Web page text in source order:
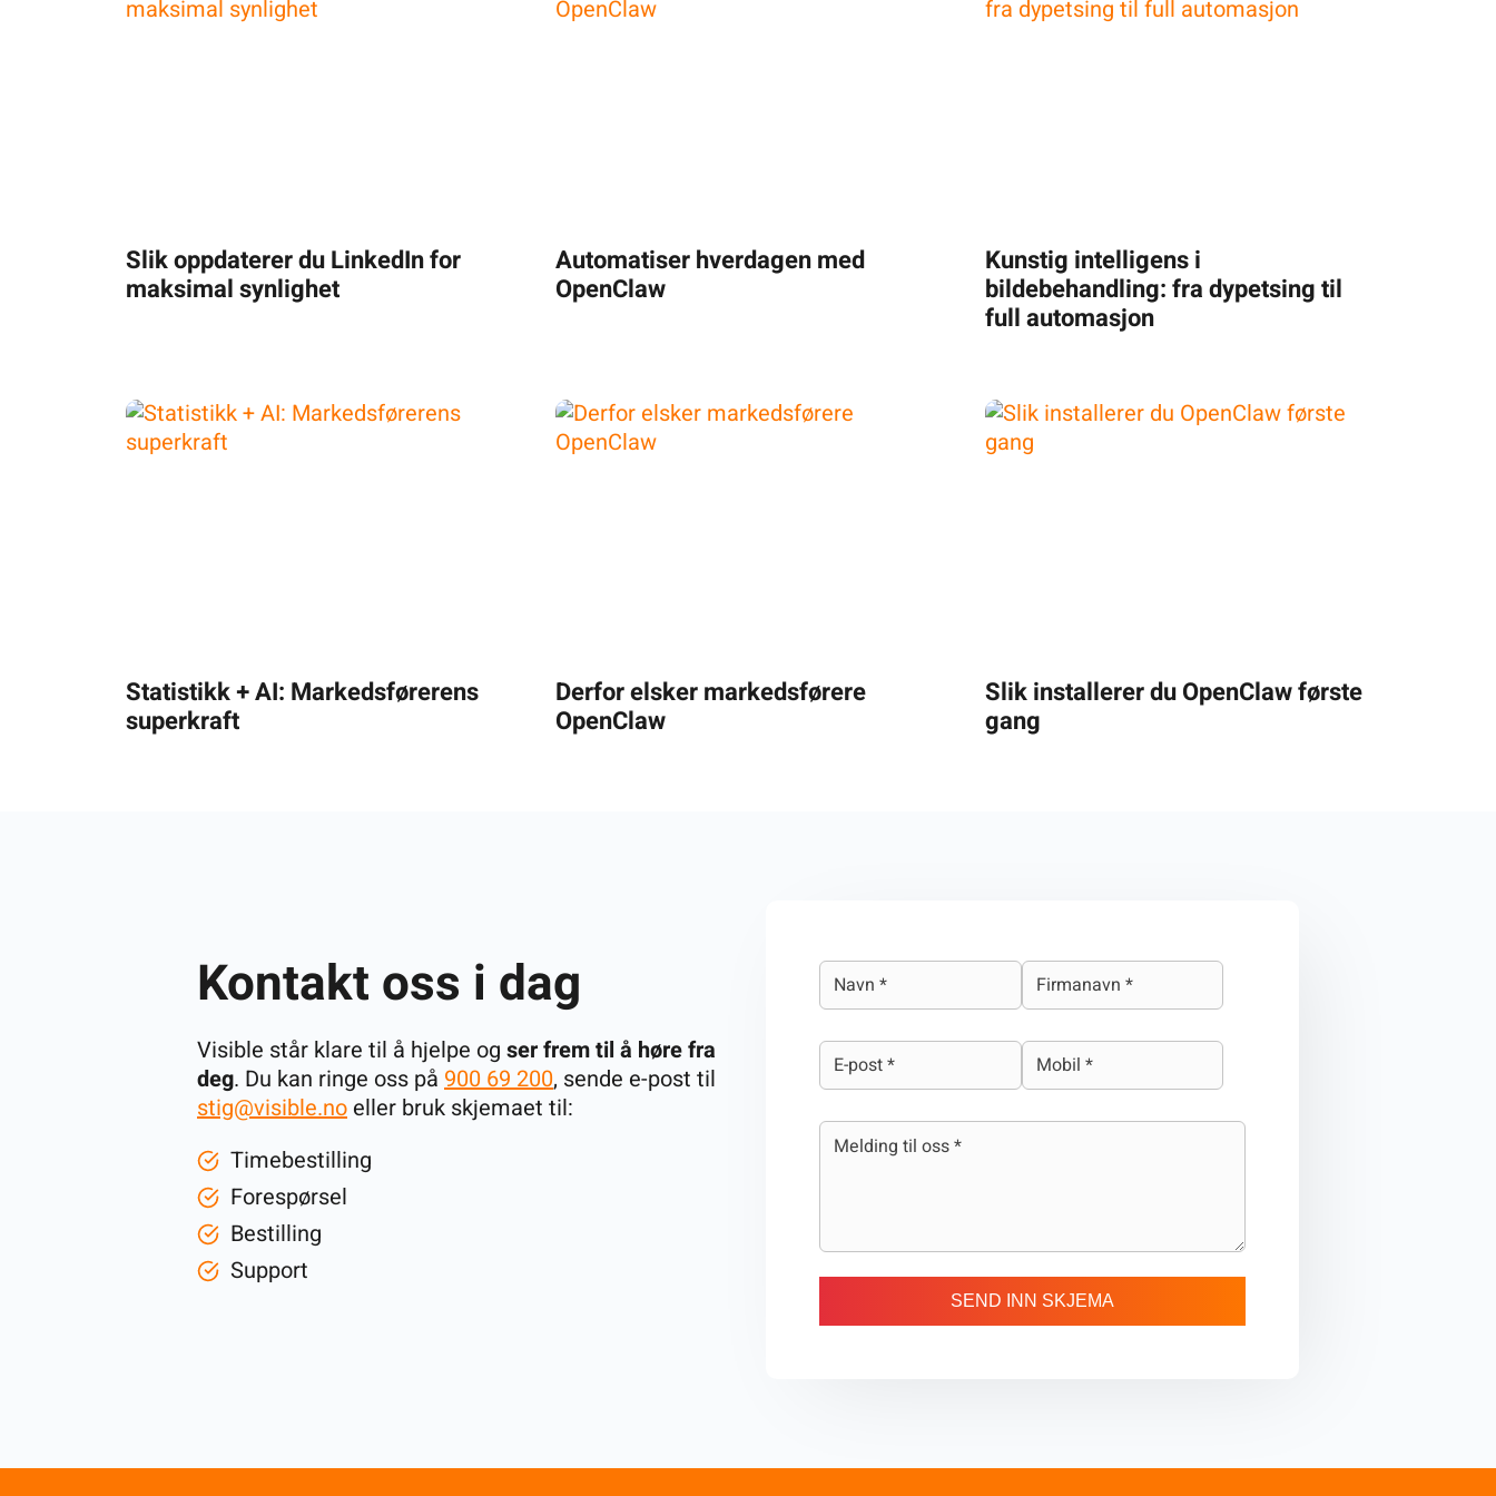
Slik oppdaterer du LinkedIn for
maksimal synlighet
Automatiser hverdagen med
OpenClaw
Kunstig intelligens i
bildebehandling: fra dypetsing til
full automasjon
Statistikk + AI: Markedsførerens
superkraft
Derfor elsker markedsførere
OpenClaw
Slik installerer du OpenClaw første
gang
Kontakt oss i dag
Visible står klare til å hjelpe og ser frem til å høre fra
deg. Du kan ringe oss på 900 69 200, sende e-post til
stig@visible.no eller bruk skjemaet til:
Timebestilling
Forespørsel
Bestilling
Support
SEND INN SKJEMA